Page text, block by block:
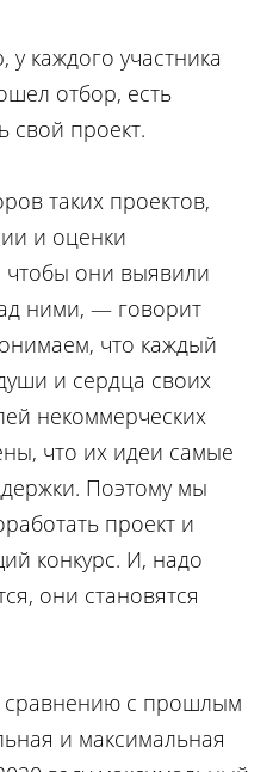
у каждого участника
отбор, есть
свой проект.
таких проектов,
и оценки
чтобы они выявили
ними, — говорит
что каждый
и сердца своих
некоммерческих
что их идеи самые
Поэтому мы
проект и
конкурс. И, надо
они становятся
сравнению с прошлым
и максимальная